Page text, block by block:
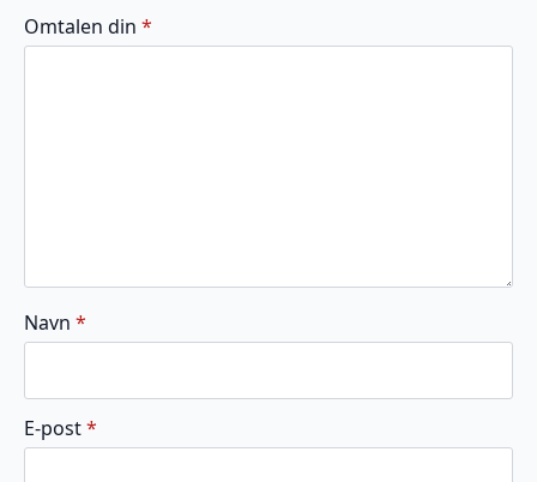
av
5
av
5
av
5
av
5
av
5
Omtalen din *
Navn *
E-post*